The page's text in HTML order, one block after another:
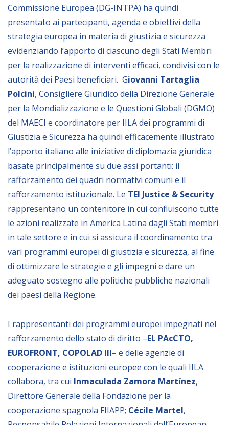
Commissione Europea (DG-INTPA) ha quindi
presentato ai partecipanti, agenda e obiettivi della
strategia europea in materia di giustizia e sicurezza
evidenziando l’apporto di ciascuno degli Stati Membri
per la realizzazione di interventi efficaci, condivisi con le
autorità dei Paesi beneficiari. Giovanni Tartaglia
Polcini, Consigliere Giuridico della Direzione Generale
per la Mondializzazione e le Questioni Globali (DGMO)
del MAECI e coordinatore per IILA dei programmi di
Giustizia e Sicurezza ha quindi efficacemente illustrato
l’apporto italiano alle iniziative di diplomazia giuridica
basate principalmente su due assi portanti: il
rafforzamento dei quadri normativi comuni e il
rafforzamento istituzionale. Le TEI Justice & Security
rappresentano un contenitore in cui confluiscono tutte
le azioni realizzate in America Latina dagli Stati membri
in tale settore e in cui si assicura il coordinamento tra
vari programmi europei di giustizia e sicurezza, al fine
di ottimizzare le strategie e gli impegni e dare un
adeguato sostegno alle politiche pubbliche nazionali
dei paesi della Regione.
I rappresentanti dei programmi europei impegnati nel
rafforzamento dello stato di diritto –EL PAcCTO,
EUROFRONT, COPOLAD III– e delle agenzie di
cooperazione e istituzioni europee con le quali IILA
collabora, tra cui Inmaculada Zamora Martínez,
Direttore Generale della Fondazione per la
cooperazione spagnola FIIAPP; Cécile Martel,